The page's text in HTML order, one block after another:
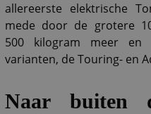
allereerste elektrische
mede door de grotere
500 kilogram meer
varianten, de Touring- en
Naar buiten